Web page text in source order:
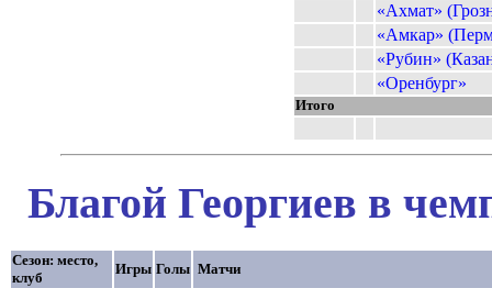
«Ахмат»
«Амкар»
«Рубин»
«Оренбург»
Итого
Благой Георгиев в
Сезон: место,
клуб
Игры Голы Матчи